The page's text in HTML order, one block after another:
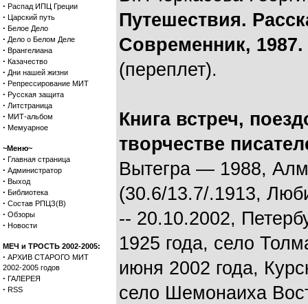
· Распад ИПЦ Греции
· Царский путь
· Белое Дело
· Дело о Белом Деле
· Врангелиана
· Казачество
· Дни нашей жизни
· Репрессирование МИТ
· Русская защита
· Литстраница
· МИТ-альбом
· Мемуарное
~Меню~
· Главная страница
· Администратор
· Выход
· Библиотека
· Состав РПЦЗ(В)
· Обзоры
· Новости
МЕЧ и ТРОСТЬ 2002-2005:
· АРХИВ СТАРОГО МИТ
2002-2005 годов
· ГАЛЕРЕЯ
· RSS
Путешествия.
Современник, 1987.
(переплет).
Книга встреч,
творчестве
Вытегра — 1988,
(30.6/13.7/.1913,
-- 20.10.2002,
1925 года, село
июня 2002 года,
село Шемонаиха